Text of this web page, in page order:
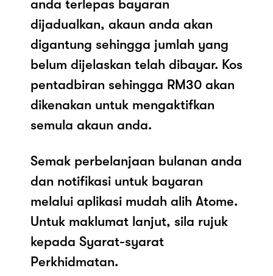
anda terlepas bayaran
dijadualkan, akaun anda akan
digantung sehingga jumlah yang
belum dijelaskan telah dibayar. Kos
pentadbiran sehingga RM30 akan
dikenakan untuk mengaktifkan
semula akaun anda.
Semak perbelanjaan bulanan anda
dan notifikasi untuk bayaran
melalui aplikasi mudah alih Atome.
Untuk maklumat lanjut, sila rujuk
kepada Syarat-syarat
Perkhidmatan.